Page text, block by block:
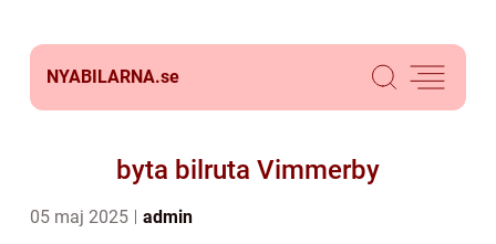
NYABILARNA.se
byta bilruta Vimmerby
05 maj 2025 admin